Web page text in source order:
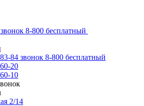
звонок 8-800 бесплатный
84 звонок 8-800 бесплатный
20
10
2/14